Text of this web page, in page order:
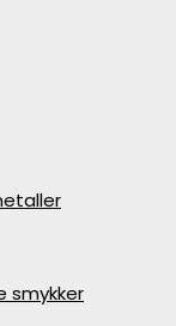
smykker